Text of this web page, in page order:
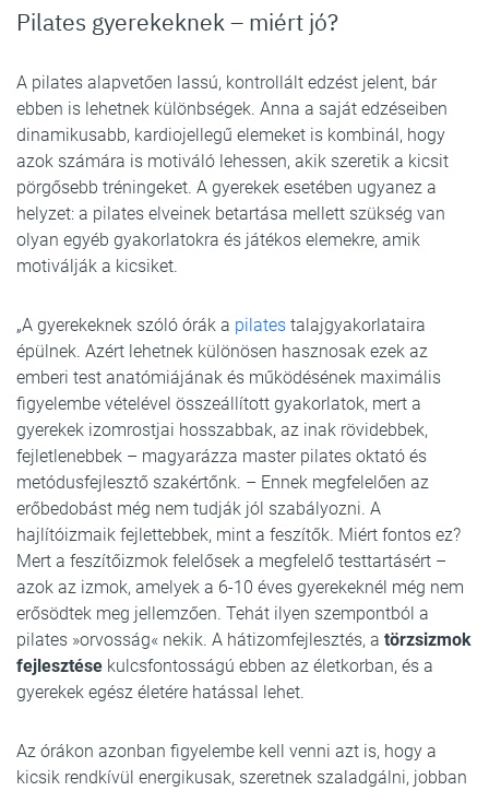
Pilates gyerekeknek – miért jó?
A pilates alapvetően lassú, kontrollált edzést jelent, bár
ebben is lehetnek különbségek. Anna a saját edzéseiben
dinamikusabb, kardiojellegű elemeket is kombinál, hogy
azok számára is motiváló lehessen, akik szeretik a kicsit
pörgősebb tréningeket. A gyerekek esetében ugyanez a
helyzet: a pilates elveinek betartása mellett szükség van
olyan egyéb gyakorlatokra és játékos elemekre, amik
motiválják a kicsiket.
„A gyerekeknek szóló órák a pilates talajgyakorlataira
épülnek. Azért lehetnek különösen hasznosak ezek az
emberi test anatómiájának és működésének maximális
figyelembe vételével összeállított gyakorlatok, mert a
gyerekek izomrostjai hosszabbak, az inak rövidebbek,
fejletlenebbek – magyarázza master pilates oktató és
metódusfejlesztő szakértőnk. – Ennek megfelelően az
erőbedobást még nem tudják jól szabályozni. A
hajlítóizmaik fejlettebbek, mint a feszítők. Miért fontos ez?
Mert a feszítőizmok felelősek a megfelelő testtartásért –
azok az izmok, amelyek a 6-10 éves gyerekeknél még nem
erősödtek meg jellemzően. Tehát ilyen szempontból a
pilates »orvosság« nekik. A hátizomfejlesztés, a törzsizmok
fejlesztése kulcsfontosságú ebben az életkorban, és a
gyerekek egész életére hatással lehet.
Az órákon azonban figyelembe kell venni azt is, hogy a
kicsik rendkívül energikusak, szeretnek szaladgálni, jobban